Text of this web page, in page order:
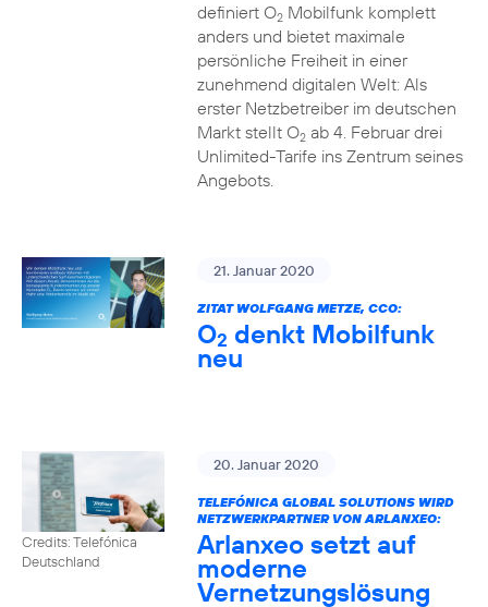
definiert O2Mobilfunk komplett
anders und bietet maximale
persönliche Freiheit in einer
zunehmend digitalen Welt: Als
erster Netzbetreiber im deutschen
Markt stellt O2ab 4. Februar drei
Unlimited-Tarife ins Zentrum seines
Angebots.
21. Januar 2020
ZITAT WOLFGANG METZE, CCO:
O2 denkt Mobilfunk
neu
Credits: Telefónica
Deutschland
20. Januar 2020
TELEFÓNICA GLOBAL SOLUTIONS WIRD
NETZWERKPARTNER VON ARLANXEO:
Arlanxeo setzt auf
moderne
Vernetzungslösung